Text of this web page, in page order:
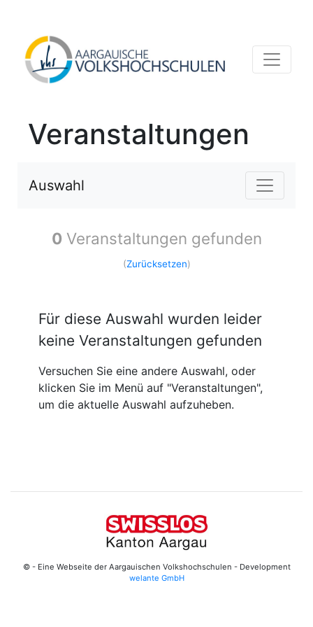
Veranstaltungen
Auswahl
0 Veranstaltungen gefunden
(Zurücksetzen)
Für diese Auswahl wurden leider
keine Veranstaltungen gefunden
Versuchen Sie eine andere Auswahl, oder
klicken Sie im Menü auf "Veranstaltungen",
um die aktuelle Auswahl aufzuheben.
© - Eine Webseite der Aargauischen Volkshochschulen - Development
welante GmbH